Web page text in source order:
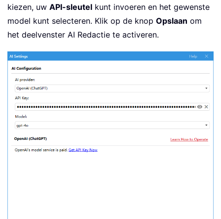
kiezen, uw API-sleutel kunt invoeren en het gewenste
model kunt selecteren. Klik op de knop Opslaan om
het deelvenster AI Redactie te activeren.